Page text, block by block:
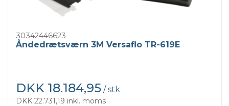
30342446623
Åndedrætsværn 3M Versaflo TR-619E
DKK 18.184,95 / stk
DKK 22.731,19 inkl. moms